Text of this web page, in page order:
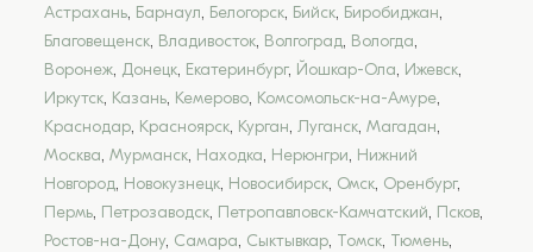
Астрахань, Барнаул, Белогорск, Бийск, Биробиджан,
Благовещенск, Владивосток, Волгоград, Вологда,
Воронеж, Донецк, Екатеринбург, Йошкар-Ола, Ижевск,
Иркутск, Казань, Кемерово, Комсомольск-на-Амуре,
Краснодар, Красноярск, Курган, Луганск, Магадан,
Москва, Мурманск, Находка, Нерюнгри, Нижний
Новгород, Новокузнецк, Новосибирск, Омск, Оренбург,
Пермь, Петрозаводск, Петропавловск-Камчатский, Псков,
Ростов-на-Дону, Самара, Сыктывкар, Томск, Тюмень,